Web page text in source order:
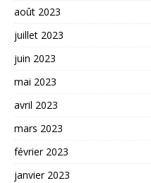
août 2023
juillet 2023
juin 2023
mai 2023
avril 2023
mars 2023
février 2023
janvier 2023